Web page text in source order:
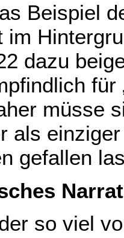
Beispiel
im
dazu
für
müsse
als
gefallen
so viel